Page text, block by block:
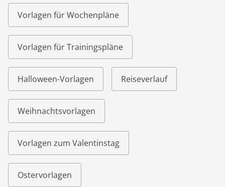
Vorlagen für Wochenpläne
Vorlagen für Trainingspläne
Halloween-Vorlagen Reiseverlauf
Weihnachtsvorlagen
Vorlagen zum Valentinstag
Ostervorlagen